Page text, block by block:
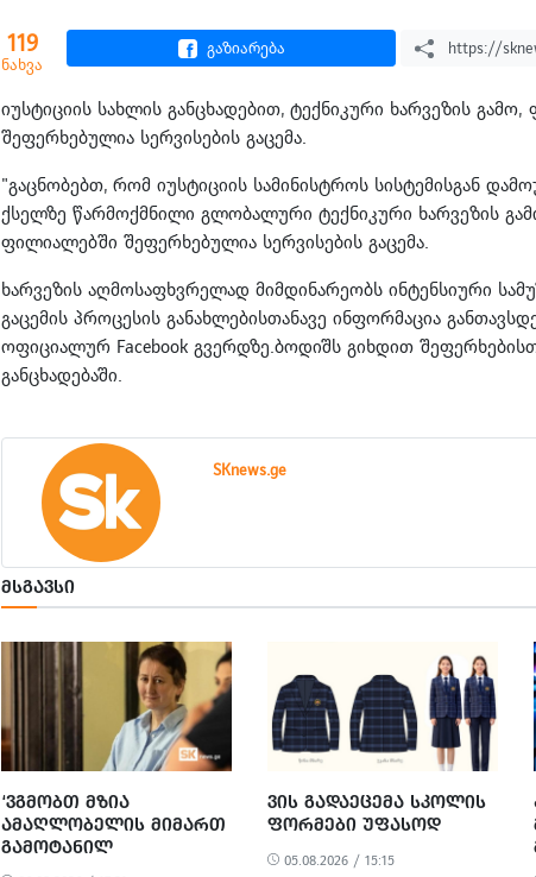
119
ნახვა
გაზიარება
იუსტიციის სახლის განცხადებით, ტექნიკური ხარვეზის
შეფერხებულია სერვისების გაცემა.
"გაცნობებთ, რომ იუსტიციის სამინისტროს სისტემისგან
ქსელზე წარმოქმნილი გლობალური ტექნიკური ხარვეზის
ფილიალებში შეფერხებულია სერვისების გაცემა.
ხარვეზის აღმოსაფხვრელად მიმდინარეობს ინტენსიური
გაცემის პროცესის განახლებისთანავე ინფორმაცია
ოფიციალურ Facebook გვერდზე.ბოდიშს გიხდით
განცხადებაში.
SKnews.ge
ᲛᲡᲒᲐᲕᲡᲘ
‘ᲕᲒᲛᲝᲑᲗ ᲛᲖᲘᲐ
ᲐᲛᲐᲦᲚᲝᲑᲔᲚᲘᲡ ᲛᲘᲛᲐᲠᲗ
ᲒᲐᲛᲝᲢᲐᲜᲘᲚ
ᲐᲠᲐᲞᲠᲝᲞᲝᲠᲪᲘᲣᲚ ᲓᲐ
ᲕᲘᲡ ᲒᲐᲓᲐᲔᲪᲔᲛᲐ ᲡᲙᲝᲚᲘᲡ
ᲤᲝᲠᲛᲔᲑᲘ ᲣᲤᲐᲡᲝᲓ
05.08.2026 / 15:15